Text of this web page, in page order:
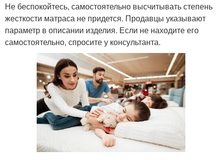
Не беспокойтесь, самостоятельно высчитывать степень
жесткости матраса не придется. Продавцы указывают
параметр в описании изделия. Если не находите его
самостоятельно, спросите у консультанта.